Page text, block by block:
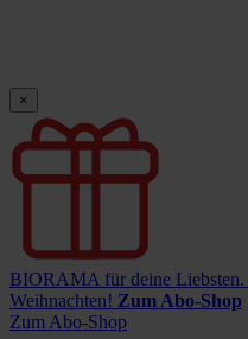
×
BIORAMA für deine Liebsten.
Weihnachten! Zum Abo-Shop
Zum Abo-Shop